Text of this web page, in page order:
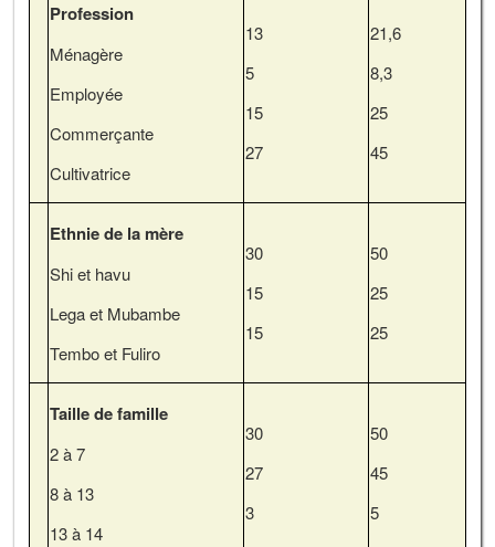
Profession
Ménagère
Employée
Commerçante
Cultivatrice
13
5
15
27
21,6
8,3
25
45
Ethnie de la mère
Shi et havu
Lega et Mubambe
Tembo et Fuliro
30
15
15
50
25
25
Taille de famille
2 à 7
8 à 13
13 à 14
30
27
3
50
45
5